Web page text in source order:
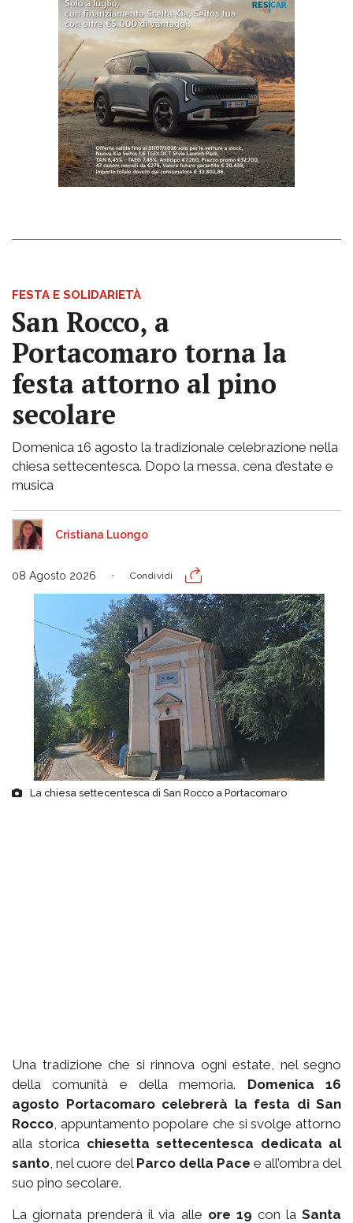
FESTA E SOLIDARIETÀ
San Rocco, a
Portacomaro torna la
festa attorno al pino
secolare
Domenica 16 agosto la tradizionale celebrazione nella
chiesa settecentesca. Dopo la messa, cena d’estate e
musica
Cristiana Luongo
08 Agosto 2026 Condividi
La chiesa settecentesca di San Rocco a Portacomaro
Una tradizione che si rinnova ogni estate, nel segno
della comunità e della memoria. Domenica 16
agosto Portacomaro celebrerà la festa di San
Rocco , appuntamento popolare che si svolge attorno
alla storica chiesetta settecentesca dedicata al
santo , nel cuore del Parco della Pace e all’ombra del
suo pino secolare.
La giornata prenderà il via alle ore 19 con laSanta